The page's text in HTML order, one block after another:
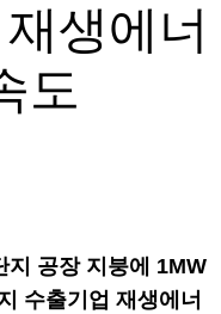
재생에너
도
지 공장 지붕에 1MW
수출기업 재생에너